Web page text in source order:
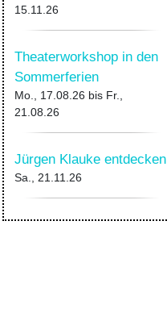
15.11.26
Theaterworkshop in den
Sommerferien
Mo., 17.08.26 bis Fr.,
21.08.26
Jürgen Klauke entdecken
Sa., 21.11.26